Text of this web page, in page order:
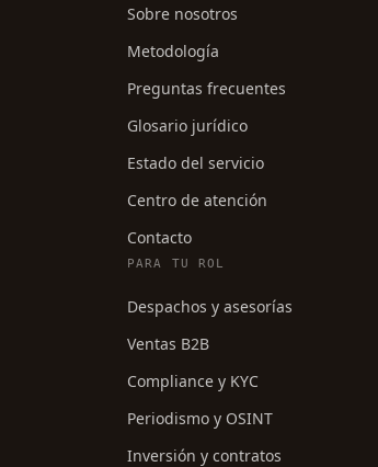
Sobre nosotros
Metodología
Preguntas frecuentes
Glosario jurídico
Estado del servicio
Centro de atención
Contacto
PARA TU ROL
Despachos y asesorías
Ventas B2B
Compliance y KYC
Periodismo y OSINT
Inversión y contratos